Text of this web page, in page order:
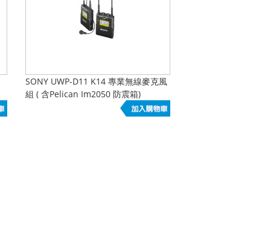
SONY UWP-D11 K14 專業無線麥克風
組 ( 含Pelican Im2050 防震箱)